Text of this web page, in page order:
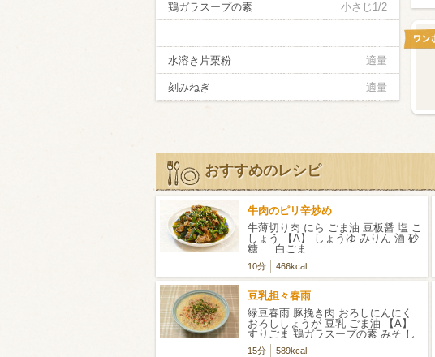
鶏ガラスープの素 小さじ1/2
水溶き片栗粉 適量
刻みねぎ 適量
おすすめのレシピ
牛肉のピリ辛炒め
牛薄切り肉 にら ごま油 豆板醤 塩 こ
しょう 【A】 しょうゆ みりん 酒 砂
糖 白ごま
10分 466kcal
豆乳担々春雨
緑豆春雨 豚挽き肉 おろしにんにく
おろししょうが 豆乳 ごま油 【A】
すりごま 鶏ガラスープの素 みそ し
ょうゆ 刻みねぎ ラー油
15分 589kcal